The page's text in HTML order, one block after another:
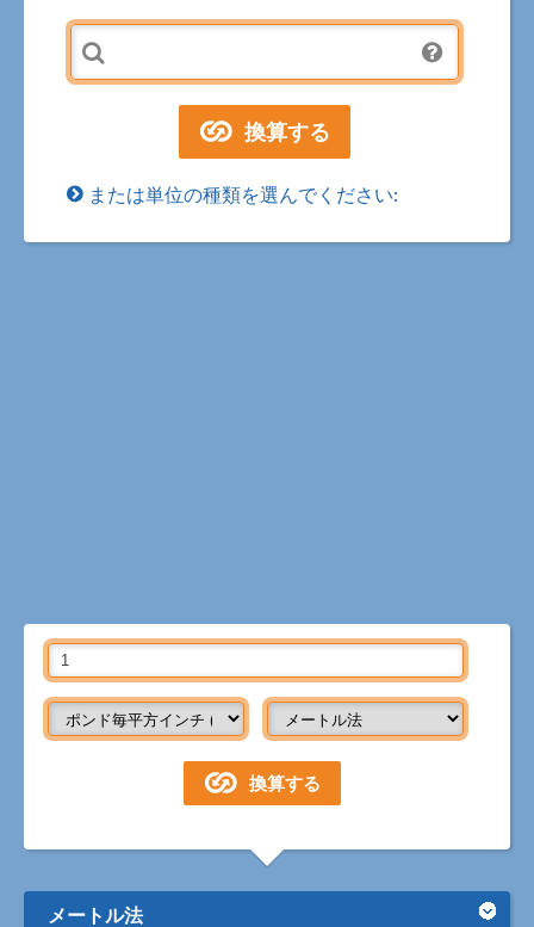
または単位の種類を選んでください:
メートル法